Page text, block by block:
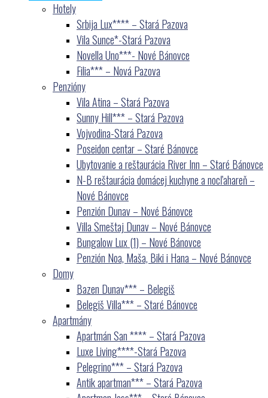
Hotely
Srbija Lux**** – Stará Pazova
Vila Sunce*-Stará Pazova
Novella Uno***- Nové Bánovce
Filia*** – Nová Pazova
Penzióny
Vila Atina – Stará Pazova
Sunny Hill*** – Stará Pazova
Vojvodina-Stará Pazova
Poseidon centar – Staré Bánovce
Ubytovanie a reštaurácia River Inn – Staré Bánovce
N-B reštaurácia domácej kuchyne a nocľahareň –
Nové Bánovce
Penzión Dunav – Nové Bánovce
Villa Smeštaj Dunav – Nové Bánovce
Bungalow Lux (1) – Nové Bánovce
Penzión Noa, Maša, Biki i Hana – Nové Bánovce
Domy
Bazen Dunav*** – Belegiš
Belegiš Villa*** – Staré Bánovce
Apartmány
Apartmán San **** – Stará Pazova
Luxe Living****-Stará Pazova
Pelegrino*** – Stará Pazova
Antik apartman*** – Stará Pazova